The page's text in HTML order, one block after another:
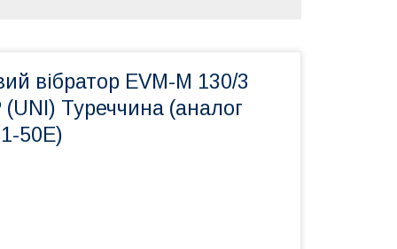
вібратор EVM-M 130/3
Туреччина (аналог
50Е)